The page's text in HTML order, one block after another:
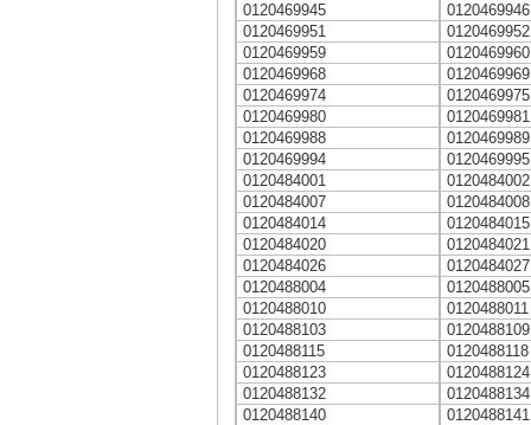
0120469945
0120469946
0120469951
0120469952
0120469959
0120469960
0120469968
0120469969
0120469974
0120469975
0120469980
0120469981
0120469988
0120469989
0120469994
0120469995
0120484001
0120484002
0120484007
0120484008
0120484014
0120484015
0120484020
0120484021
0120484026
0120484027
0120488004
0120488005
0120488010
0120488011
0120488103
0120488109
0120488115
0120488118
0120488123
0120488124
0120488132
0120488134
0120488140
0120488141